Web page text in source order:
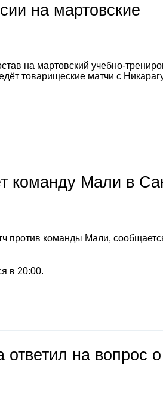
на мартовские
на мартовский учебно-
товарищеские матчи с
команду Мали в
против команды Мали,
в 20:00.
на вопрос о